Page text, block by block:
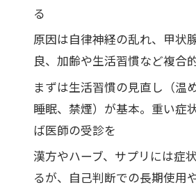
る
原因は自律神経の乱れ、甲状
良、加齢や生活習慣など複合
まずは生活習慣の見直し（温
睡眠、禁煙）が基本。重い症
ば医師の受診を
漢方やハーブ、サプリには症
るが、自己判断での長期使用